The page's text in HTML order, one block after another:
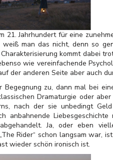
21. Jahrhundert für eine
man das nicht, denn so
kommt dabei
wie vereinfachende
der anderen Seite aber auch
zu, dann mal bei
Dramaturgie oder
nach der sie unbedingt
Ja, oder eben
Rider“ schon langsam war,
wieder schön ironisch ist.